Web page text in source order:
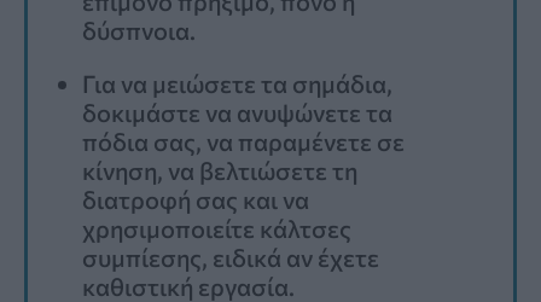
δύσπνοια.
Για να μειώσετε τα σημάδια,
δοκιμάστε να ανυψώνετε τα
πόδια σας, να παραμένετε σε
κίνηση, να βελτιώσετε τη
διατροφή σας και να
χρησιμοποιείτε κάλτσες
συμπίεσης, ειδικά αν έχετε
καθιστική εργασία.